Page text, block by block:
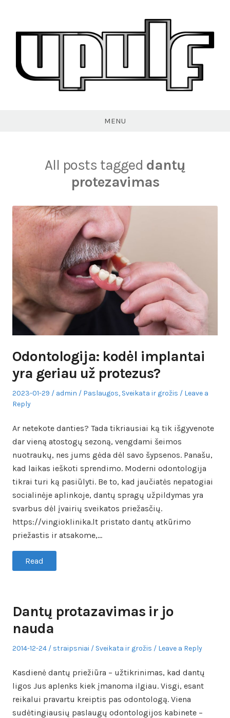
content
MENU
All posts tagged dantų
protezavimas
Odontologija: kodėl implantai
yra geriau už protezus?
Posted
on
2023-01-29 Author
admin
Posted
Paslaugos, Sveikata ir grožis
Leave a
Reply
Ar netekote danties? Tada tikriausiai ką tik išgyvenote
dar vieną atostogų sezoną, vengdami šeimos
nuotraukų, nes jums gėda dėl savo šypsenos. Panašu,
kad laikas ieškoti sprendimo. Moderni odontologija
tikrai turi ką pasiūlyti. Be to, kad jaučiatės nepatogiai
socialinėje aplinkoje, dantų spragų užpildymas yra
svarbus dėl įvairių sveikatos priežasčių.
https://vingioklinika.lt pristato dantų atkūrimo
priežastis ir atsakome,…
Read
Dantų protazavimas ir jo
nauda
Posted
2014-12-24 Author
straipsniai
Posted
Sveikata ir grožis Leave a Reply
Kasdienė dantų priežiūra – užtikrinimas, kad dantų
ligos Jus aplenks kiek įmanoma ilgiau. Visgi, esant
reikalui pravartu kreiptis pas odontologą. Viena
sudėtingiausių paslaugų odontologijos kabinete –